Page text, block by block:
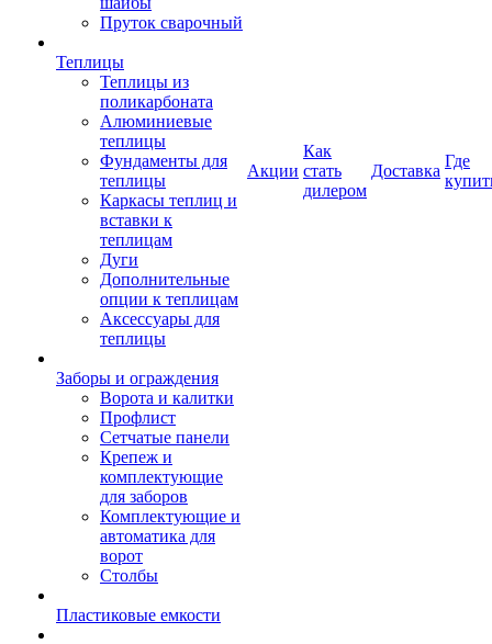
Пруток сварочный
Теплицы
Теплицы из
поликарбоната
Алюминиевые
теплицы
Фундаменты для
теплицы
Каркасы теплиц и
вставки к
теплицам
Дуги
Дополнительные
опции к теплицам
Аксессуары для
теплицы
Заборы и ограждения
Ворота и калитки
Профлист
Сетчатые панели
Крепеж и
комплектующие
для заборов
Комплектующие и
автоматика для
ворот
Столбы
Пластиковые емкости
Акции
Как
стать
дилером
Доставка
Где